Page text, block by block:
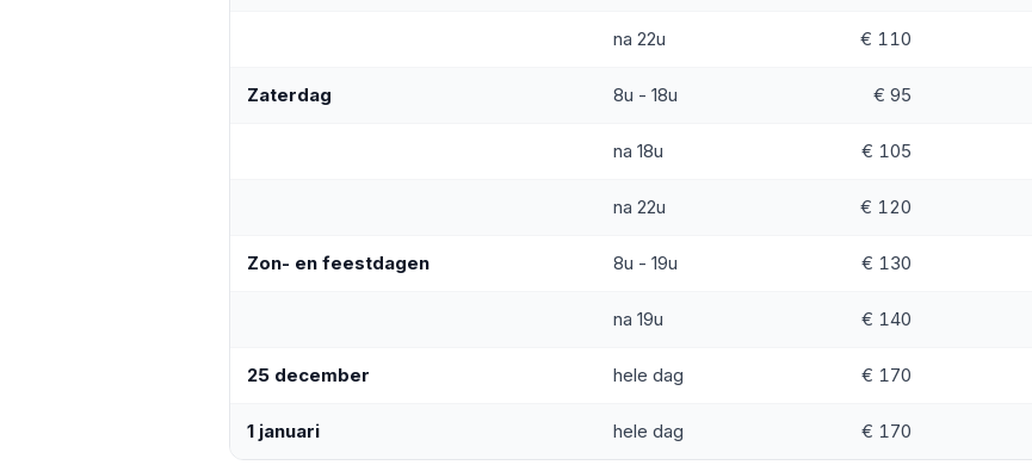
na 22u € 110
Zaterdag 8u - 18u € 95
na 18u € 105
na 22u € 120
Zon- en feestdagen 8u - 19u € 130
na 19u € 140
25 december hele dag € 170
1 januari hele dag € 170